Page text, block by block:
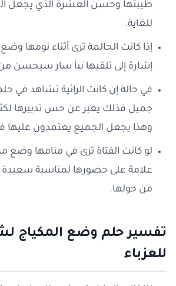
طيبتها وحسن العشرة الذي يجعل
للغاية.
إذا كانت الحالمة ترى أثناء نومها
إشارة إلى تلقيها نبأ سار سيحسن
في حالة إن كانت الرائية تشاهد في
جميل فذلك يعبر عن حس تدبيرها
وهذا يجعل الجميع يعتمدون عليها
لو كانت الفتاة ترى في منامها وضع
علامة على حضورها لمناسبة
من حولها.
تفسير حلم وضع المكياج
للعزباء